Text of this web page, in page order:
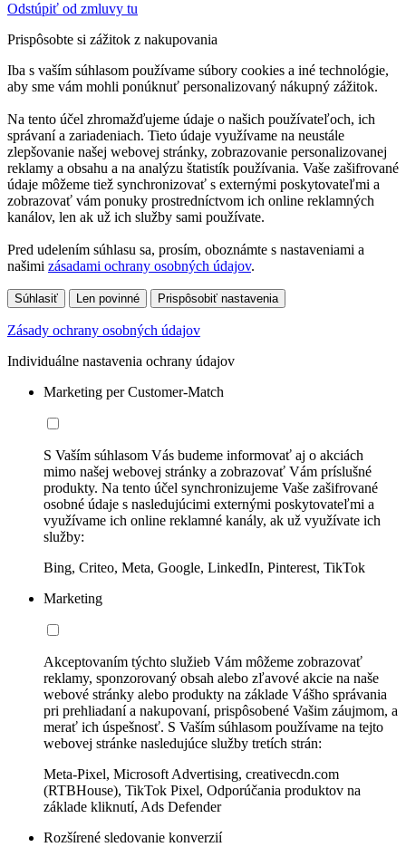
Odstúpiť od zmluvy tu
Prispôsobte si zážitok z nakupovania
Iba s vaším súhlasom používame súbory cookies a iné technológie,
aby sme vám mohli ponúknuť personalizovaný nákupný zážitok.
Na tento účel zhromažďujeme údaje o našich používateľoch, ich
správaní a zariadeniach. Tieto údaje využívame na neustále
zlepšovanie našej webovej stránky, zobrazovanie personalizovanej
reklamy a obsahu a na analýzu štatistík používania. Vaše zašifrované
údaje môžeme tiež synchronizovať s externými poskytovateľmi a
zobrazovať vám ponuky prostredníctvom ich online reklamných
kanálov, len ak už ich služby sami používate.
Pred udelením súhlasu sa, prosím, oboznámte s nastaveniami a
našimi zásadami ochrany osobných údajov.
Súhlasiť Len povinné Prispôsobiť nastavenia
Zásady ochrany osobných údajov
Individuálne nastavenia ochrany údajov
Marketing per Customer-Match
S Vaším súhlasom Vás budeme informovať aj o akciách
mimo našej webovej stránky a zobrazovať Vám príslušné
produkty. Na tento účel synchronizujeme Vaše zašifrované
osobné údaje s nasledujúcimi externými poskytovateľmi a
využívame ich online reklamné kanály, ak už využívate ich
služby:
Bing, Criteo, Meta, Google, LinkedIn, Pinterest, TikTok
Marketing
Akceptovaním týchto služieb Vám môžeme zobrazovať
reklamy, sponzorovaný obsah alebo zľavové akcie na naše
webové stránky alebo produkty na základe Vášho správania
pri prehliadaní a nakupovaní, prispôsobené Vašim záujmom, a
merať ich úspešnosť. S Vaším súhlasom používame na tejto
webovej stránke nasledujúce služby tretích strán:
Meta-Pixel, Microsoft Advertising, creativecdn.com
(RTBHouse), TikTok Pixel, Odporúčania produktov na
základe kliknutí, Ads Defender
Rozšírené sledovanie konverzií